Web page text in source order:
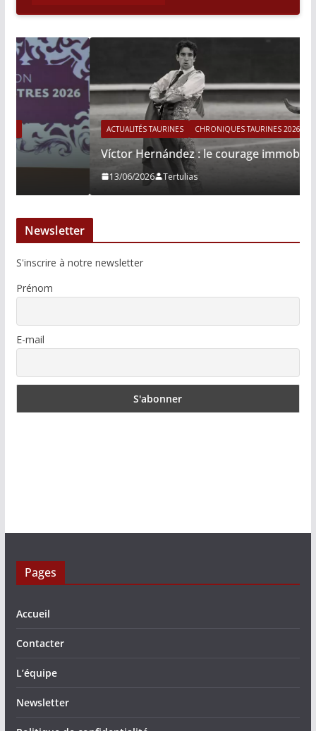
ACTUALITÉS TAURINES CHRONIQUES TAURINES 2026
Víctor Hernández : le courage immobile
Tertulias
Newsletter
S'inscrire à notre newsletter
Prénom
E-mail
Pages
Accueil
Contacter
L’équipe
Newsletter